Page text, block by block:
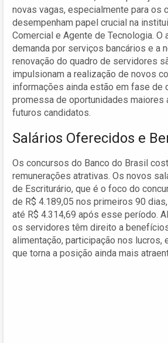
novas vagas, especialmente para os
desempenham papel crucial na
Comercial e Agente de Tecnologia. O
demanda por serviços bancários e a
renovação do quadro de servidores
impulsionam a realização de novos
informações ainda estão em fase de
promessa de oportunidades maiores
futuros candidatos.
Salários Oferecidos e
Os concursos do Banco do Brasil
remunerações atrativas. Os novos
de Escriturário, que é o foco do
de R$ 4.189,05 nos primeiros 90
até R$ 4.314,69 após esse período.
os servidores têm direito a
alimentação, participação nos lucros,
que torna a posição ainda mais